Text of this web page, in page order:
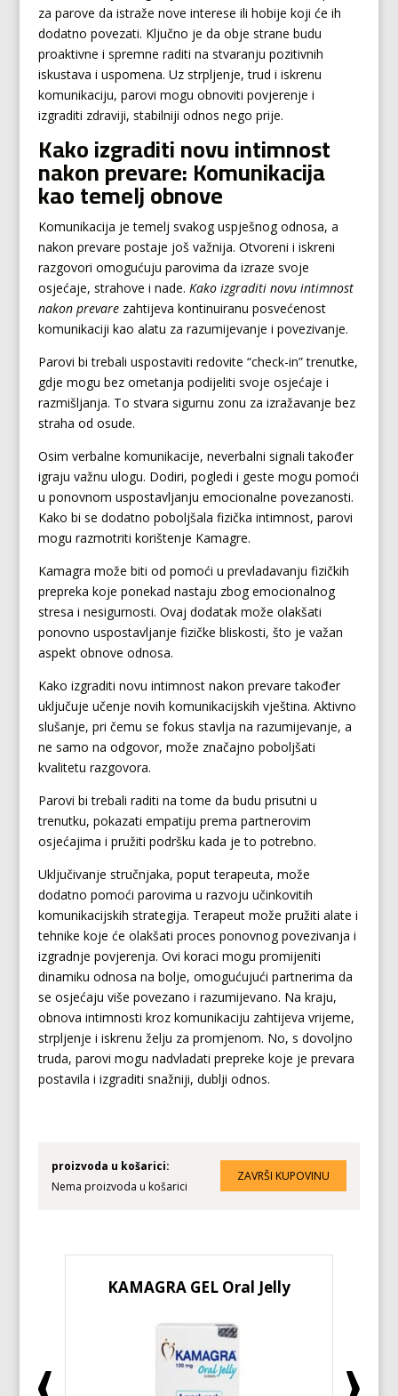
za parove da istraže nove interese ili hobije koji će ih
dodatno povezati. Ključno je da obje strane budu
proaktivne i spremne raditi na stvaranju pozitivnih
iskustava i uspomena. Uz strpljenje, trud i iskrenu
komunikaciju, parovi mogu obnoviti povjerenje i
izgraditi zdraviji, stabilniji odnos nego prije.
Kako izgraditi novu intimnost
nakon prevare: Komunikacija
kao temelj obnove
Komunikacija je temelj svakog uspješnog odnosa, a
nakon prevare postaje još važnija. Otvoreni i iskreni
razgovori omogućuju parovima da izraze svoje
osjećaje, strahove i nade. Kako izgraditi novu intimnost
nakon prevarezahtijeva kontinuiranu posvećenost
komunikaciji kao alatu za razumijevanje i povezivanje.
Parovi bi trebali uspostaviti redovite “check-in” trenutke,
gdje mogu bez ometanja podijeliti svoje osjećaje i
razmišljanja. To stvara sigurnu zonu za izražavanje bez
straha od osude.
Osim verbalne komunikacije, neverbalni signali također
igraju važnu ulogu. Dodiri, pogledi i geste mogu pomoći
u ponovnom uspostavljanju emocionalne povezanosti.
Kako bi se dodatno poboljšala fizička intimnost, parovi
mogu razmotriti korištenje Kamagre.
Kamagra može biti od pomoći u prevladavanju fizičkih
prepreka koje ponekad nastaju zbog emocionalnog
stresa i nesigurnosti. Ovaj dodatak može olakšati
ponovno uspostavljanje fizičke bliskosti, što je važan
aspekt obnove odnosa.
Kako izgraditi novu intimnost nakon prevare također
uključuje učenje novih komunikacijskih vještina. Aktivno
slušanje, pri čemu se fokus stavlja na razumijevanje, a
ne samo na odgovor, može značajno poboljšati
kvalitetu razgovora.
Parovi bi trebali raditi na tome da budu prisutni u
trenutku, pokazati empatiju prema partnerovim
osjećajima i pružiti podršku kada je to potrebno.
Uključivanje stručnjaka, poput terapeuta, može
dodatno pomoći parovima u razvoju učinkovitih
komunikacijskih strategija. Terapeut može pružiti alate i
tehnike koje će olakšati proces ponovnog povezivanja i
izgradnje povjerenja. Ovi koraci mogu promijeniti
dinamiku odnosa na bolje, omogućujući partnerima da
se osjećaju više povezano i razumijevano. Na kraju,
obnova intimnosti kroz komunikaciju zahtijeva vrijeme,
strpljenje i iskrenu želju za promjenom. No, s dovoljno
truda, parovi mogu nadvladati prepreke koje je prevara
postavila i izgraditi snažniji, dublji odnos.
proizvoda u košarici:
Nema proizvoda u košarici
KAMAGRA GEL Oral Jelly